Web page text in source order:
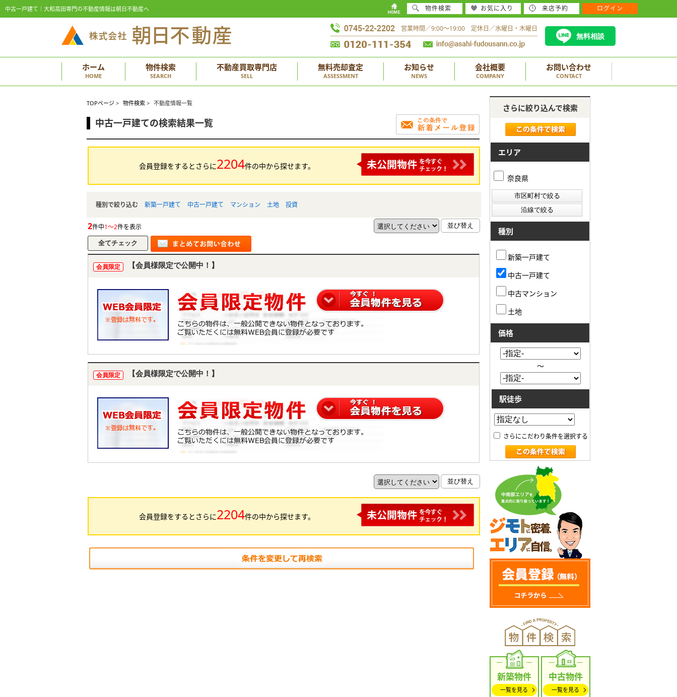
中古一戸建て｜大和高田専門の不動産情報は朝日不動産へ
営業時間／9:00～19:00 定休日／水曜日・木曜日
無料相談
ホーム
HOME
物件検索
SEARCH
不動産買取専門店
SELL
無料売却査定
ASSESSMENT
お知らせ
NEWS
会社概要
COMPANY
お問い合わせ
CONTACT
TOPページ > 物件検索 > 不動産情報一覧
中古一戸建ての検索結果一覧
会員登録をするとさらに2204件の中から探せます。
種別で絞り込む 新築一戸建て 中古一戸建て マンション 土地 投資
2件中1～2件を表示
会員限定 【会員様限定で公開中！】
会員限定 【会員様限定で公開中！】
会員登録をするとさらに2204件の中から探せます。
さらに絞り込んで検索
エリア
奈良県
種別
新築一戸建て
中古一戸建て
中古マンション
土地
価格
～
駅徒歩
さらにこだわり条件を選択する
新築物件
一覧を見る
中古物件
一覧を見る
物件検索 お気に入り 来店予約 ログイン